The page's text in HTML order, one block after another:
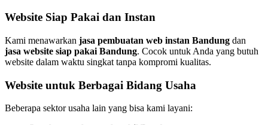
Website Siap Pakai dan Instan
Kami menawarkan jasa pembuatan web instan Bandung dan
jasa website siap pakai Bandung. Cocok untuk Anda yang butuh
website dalam waktu singkat tanpa kompromi kualitas.
Website untuk Berbagai Bidang Usaha
Beberapa sektor usaha lain yang bisa kami layani: